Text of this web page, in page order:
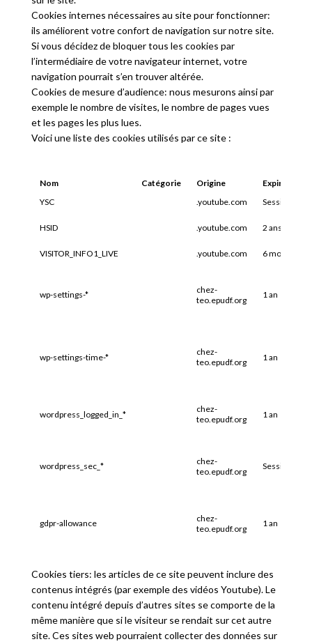
Cookies internes nécessaires au site pour fonctionner:
ils améliorent votre confort de navigation sur notre site.
Si vous décidez de bloquer tous les cookies par
l’intermédiaire de votre navigateur internet, votre
navigation pourrait s’en trouver altérée.
Cookies de mesure d’audience: nous mesurons ainsi par
exemple le nombre de visites, le nombre de pages vues
et les pages les plus lues.
Voici une liste des cookies utilisés par ce site :
Nom Catégorie Origine
Expiration
YSC
.youtube.com Session
HSID .youtube.com 2 ans
VISITOR_INFO1_LIVE .youtube.com 6 mois
wp-settings-*
chez-
teo.epudf.org
1 an
wp-settings-time-*
chez-
teo.epudf.org
1 an
wordpress_logged_in_*
chez-
teo.epudf.org
1 an
wordpress_sec_*
chez-
teo.epudf.org
Session
gdpr-allowance
chez-
teo.epudf.org
1 an
Cookies tiers: les articles de ce site peuvent inclure des
contenus intégrés (par exemple des vidéos Youtube). Le
contenu intégré depuis d’autres sites se comporte de la
même manière que si le visiteur se rendait sur cet autre
site. Ces sites web pourraient collecter des données sur